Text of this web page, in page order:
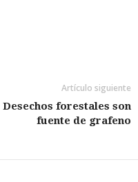
Artículo siguiente
Desechos forestales son
fuente de grafeno